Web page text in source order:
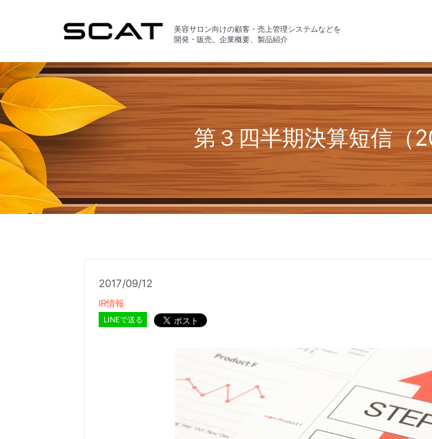
美容サロン向けの顧客・売上管理システムなどを
開発・販売。企業概要、製品紹介
第３四半期決算短信（
2017/09/12
IR情報
LINEで送る